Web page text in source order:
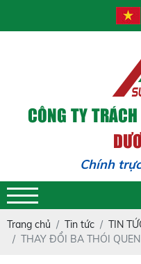
CÔNG TY
Chính trực
Trang chủ Tin tức
TIN
THAY ĐỔI BA THÓI